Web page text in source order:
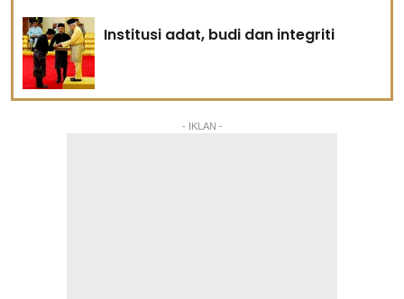
Institusi adat, budi dan integriti
- IKLAN -